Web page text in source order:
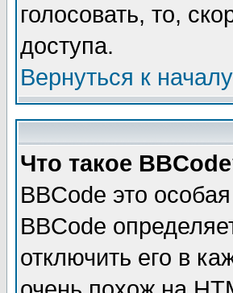
голосовать, то,
доступа.
Вернуться к началу
Что такое
BBCode это
BBCode
отключить его в